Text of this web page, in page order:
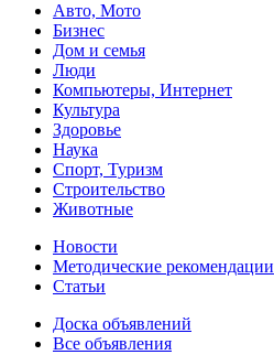
Авто, Мото
Бизнес
Дом и семья
Люди
Компьютеры, Интернет
Культура
Здоровье
Наука
Спорт, Туризм
Строительство
Животные
Новости
Методические рекомендации
Статьи
Доска объявлений
Все объявления